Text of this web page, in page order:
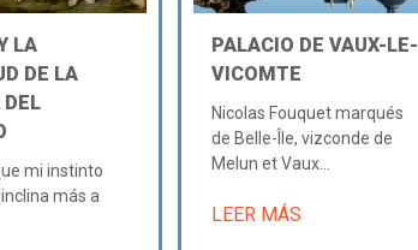
LA
DE LA
mi instinto
más a
PALACIO DE VAUX-LE-
VICOMTE
Nicolas Fouquet marqués
de Belle-Île, vizconde de
Melun et Vaux...
LEER MÁS